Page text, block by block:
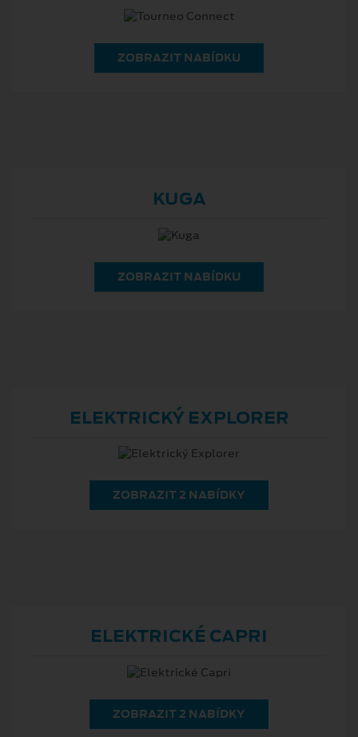
ZOBRAZIT NABÍDKU
KUGA
ZOBRAZIT NABÍDKU
ELEKTRICKÝ EXPLORER
ZOBRAZIT 2 NABÍDKY
ELEKTRICKÉ CAPRI
ZOBRAZIT 2 NABÍDKY